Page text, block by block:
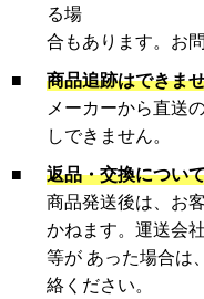
る場
合もあります。お
■
商品追跡はできま
メーカーから直送
しできません。
■
返品・交換につい
商品発送後は、お
かねます。運送会
等が あった場合は
絡ください。